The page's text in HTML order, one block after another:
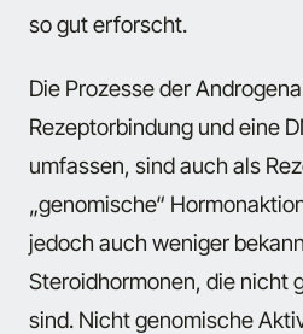
so gut erforscht.
Die Prozesse der
Rezeptorbindung und eine
umfassen, sind auch als
„genomische“
jedoch auch weniger
Steroidhormonen, die nicht
sind. Nicht genomische